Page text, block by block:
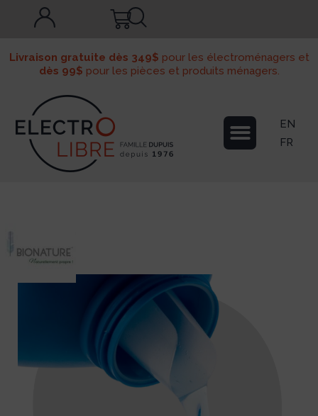
Livraison gratuite dès 349$ pour les électroménagers et
dès 99$ pour les pièces et produits ménagers.
EN
FR